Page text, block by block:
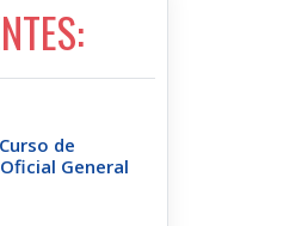
de
General